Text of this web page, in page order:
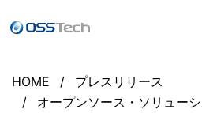
HOME
プレスリリース
オープンソース・ソリュー